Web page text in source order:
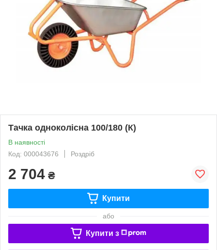
Тачка одноколісна 100/180 (К)
В наявності
Код: 000043676
Роздріб
2 704 ₴
Купити
або
Купити з